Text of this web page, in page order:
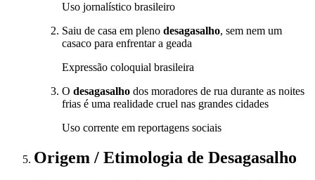
Uso jornalístico brasileiro
Saiu de casa em pleno desagasalho, sem nem um
casaco para enfrentar a geada
Expressão coloquial brasileira
O desagasalho dos moradores de rua durante as noites
frias é uma realidade cruel nas grandes cidades
Uso corrente em reportagens sociais
Origem / Etimologia de Desagasalho